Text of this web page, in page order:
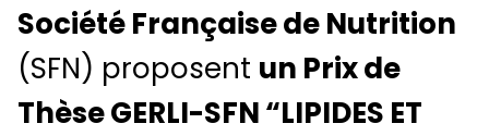
Société Française de Nutrition
(SFN) proposent un Prix de
Thèse GERLI-SFN “LIPIDES ET